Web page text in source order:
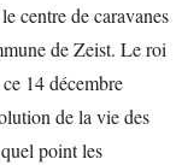
centre de caravanes
de Zeist. Le roi
14 décembre
de la vie des
point les